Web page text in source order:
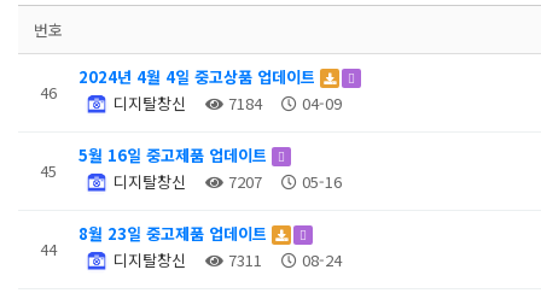
번호
46
2024년 4월 4일 중고상품 업데이트
디지탈창신
7184 04-09
45
5월 16일 중고제품 업데이트
디지탈창신
7207 05-16
44
8월 23일 중고제품 업데이트
디지탈창신
7311 08-24